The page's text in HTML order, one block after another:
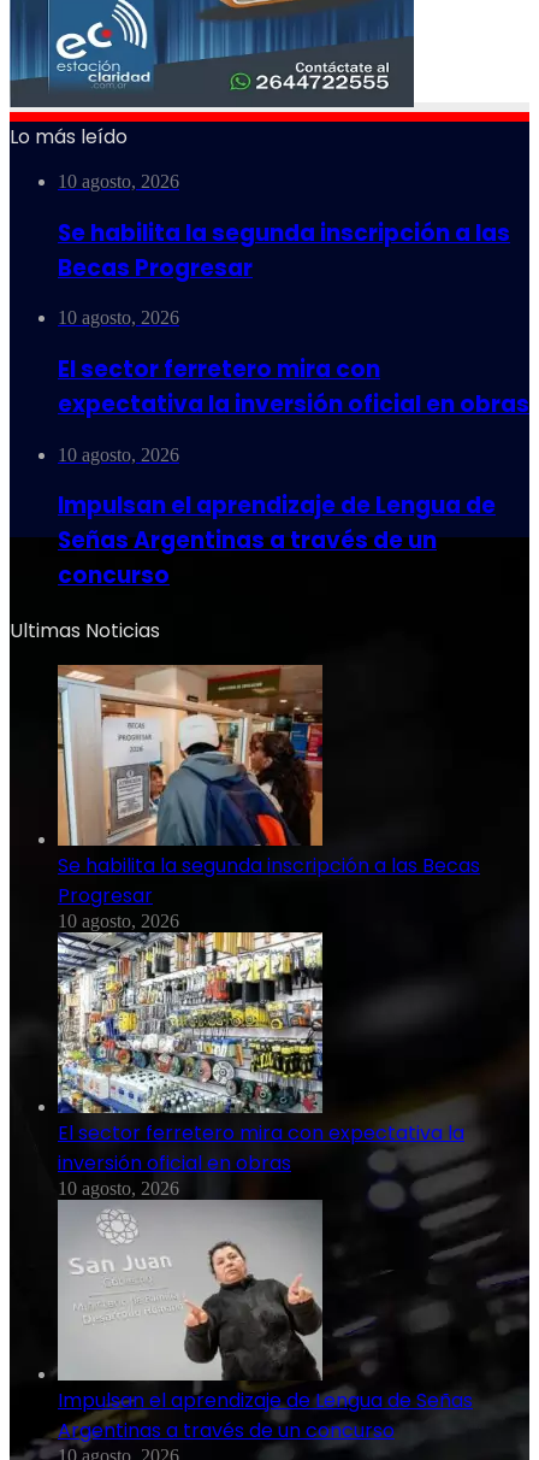
Lo más leído
10 agosto, 2026
Se habilita la segunda inscripción a las
Becas Progresar
10 agosto, 2026
El sector ferretero mira con
expectativa la inversión oficial en obras
10 agosto, 2026
Impulsan el aprendizaje de Lengua de
Señas Argentinas a través de un
concurso
Ultimas Noticias
Se habilita la segunda inscripción a las Becas
Progresar
10 agosto, 2026
El sector ferretero mira con expectativa la
inversión oficial en obras
10 agosto, 2026
Impulsan el aprendizaje de Lengua de Señas
Argentinas a través de un concurso